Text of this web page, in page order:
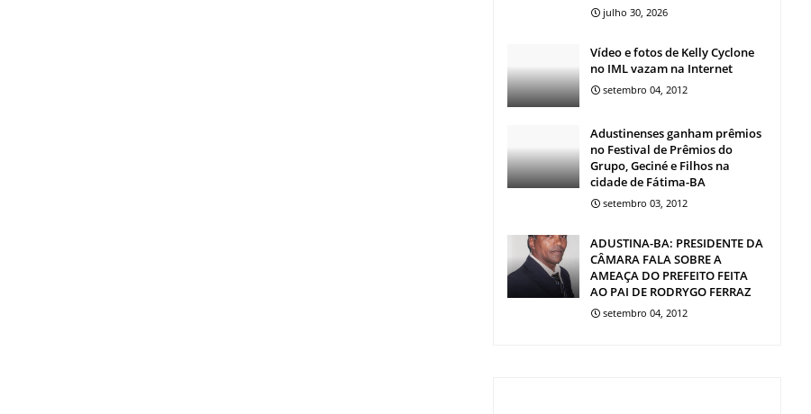
julho 30, 2026
Vídeo e fotos de Kelly Cyclone
no IML vazam na Internet
setembro 04, 2012
Adustinenses ganham prêmios
no Festival de Prêmios do
Grupo, Geciné e Filhos na
cidade de Fátima-BA
setembro 03, 2012
ADUSTINA-BA: PRESIDENTE DA
CÂMARA FALA SOBRE A
AMEAÇA DO PREFEITO FEITA
AO PAI DE RODRYGO FERRAZ
setembro 04, 2012